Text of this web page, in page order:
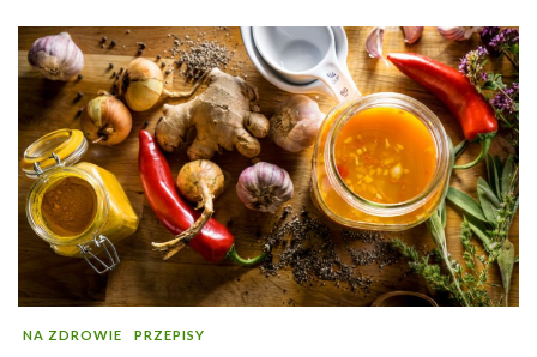
NA ZDROWIE PRZEPISY